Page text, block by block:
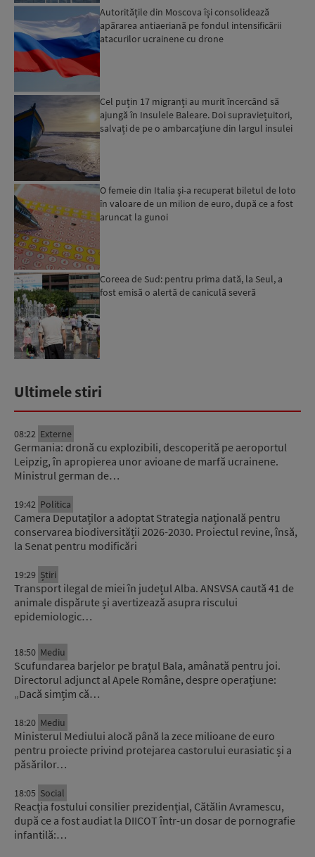
Autoritățile din Moscova își consolidează
apărarea antiaeriană pe fondul intensificării
atacurilor ucrainene cu drone
Cel puțin 17 migranți au murit încercând să
ajungă în Insulele Baleare. Doi supraviețuitori,
salvați de pe o ambarcațiune din largul insulei
O femeie din Italia și-a recuperat biletul de loto
în valoare de un milion de euro, după ce a fost
aruncat la gunoi
Coreea de Sud: pentru prima dată, la Seul, a
fost emisă o alertă de caniculă severă
Ultimele stiri
08:22 Externe
Germania: dronă cu explozibili, descoperită pe aeroportul
Leipzig, în apropierea unor avioane de marfă ucrainene.
Ministrul german de…
19:42 Politica
Camera Deputaților a adoptat Strategia națională pentru
conservarea biodiversității 2026-2030. Proiectul revine, însă,
la Senat pentru modificări
19:29 Știri
Transport ilegal de miei în județul Alba. ANSVSA caută 41 de
animale dispărute și avertizează asupra riscului
epidemiologic…
18:50 Mediu
Scufundarea barjelor pe brațul Bala, amânată pentru joi.
Directorul adjunct al Apele Române, despre operațiune:
„Dacă simțim că…
18:20 Mediu
Ministerul Mediului alocă până la zece milioane de euro
pentru proiecte privind protejarea castorului eurasiatic și a
păsărilor…
18:05 Social
Reacția fostului consilier prezidențial, Cătălin Avramescu,
după ce a fost audiat la DIICOT într-un dosar de pornografie
infantilă:…